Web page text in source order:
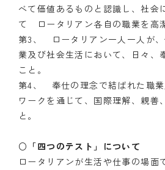
べて価値あるものと認識し、社会
て ロータリアン各自の職業を高
第3、 ロータリアン一人一人が
業及び社会生活において、日々、
こと。
第4、 奉仕の理念で結ばれた職
ワークを通じて、国際理解、親善
と。
○「四つのテスト」について
ロータリアンが生活や仕事の場面